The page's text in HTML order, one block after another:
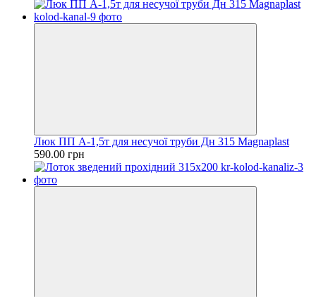
Люк ПП А-1,5т для несучої труби Дн 315 Magnaplast
590.00 грн